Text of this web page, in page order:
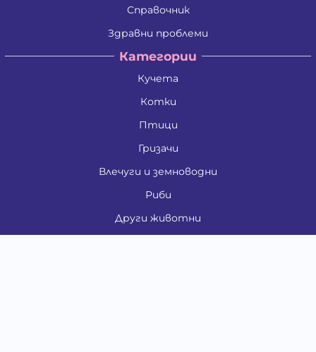
Справочник
Здравни проблеми
Категории
Кучета
Котки
Птици
Гризачи
Влечуги и земноводни
Риби
Други животни